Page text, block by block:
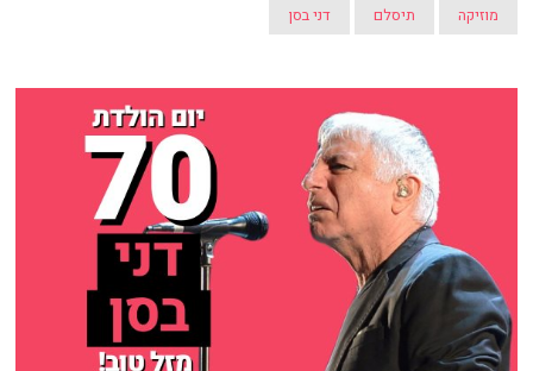
מוזיקה תיסלם דני בסן